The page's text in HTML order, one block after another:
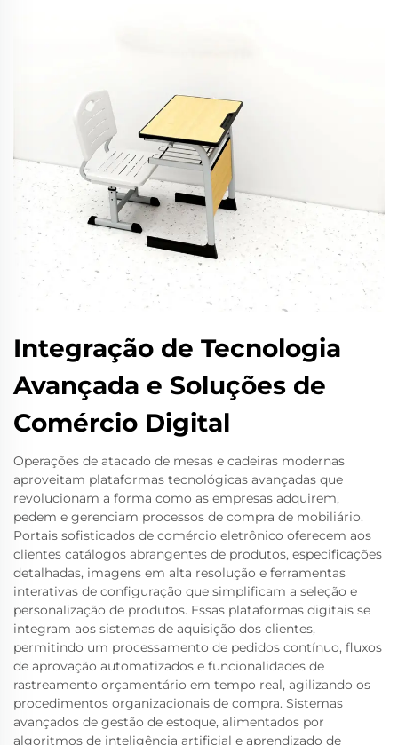
Integração de Tecnologia
Avançada e Soluções de
Comércio Digital
Operações de atacado de mesas e cadeiras modernas
aproveitam plataformas tecnológicas avançadas que
revolucionam a forma como as empresas adquirem,
pedem e gerenciam processos de compra de mobiliário.
Portais sofisticados de comércio eletrônico oferecem aos
clientes catálogos abrangentes de produtos, especificações
detalhadas, imagens em alta resolução e ferramentas
interativas de configuração que simplificam a seleção e
personalização de produtos. Essas plataformas digitais se
integram aos sistemas de aquisição dos clientes,
permitindo um processamento de pedidos contínuo, fluxos
de aprovação automatizados e funcionalidades de
rastreamento orçamentário em tempo real, agilizando os
procedimentos organizacionais de compra. Sistemas
avançados de gestão de estoque, alimentados por
algoritmos de inteligência artificial e aprendizado de